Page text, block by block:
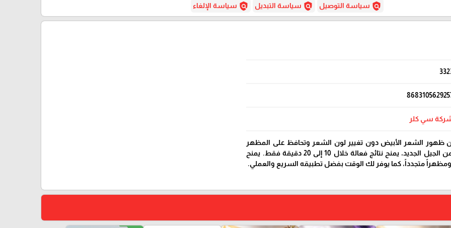
policy سياسة التوصيل policy سياسة التبديل policy سياسة الإلغاء
سي كلر
ظهور الشعر الأبيض دون تغيير لون الشعر وتحافظ على المظهر
الطبيعي! بفضل تركيبته من الجيل الجديد، يمنح نتائج فعالة خلال 10 إلى 20 دقيقة فقط. يمنح
متجدداً، كما يوفر لك الوقت بفضل تطبيقه السريع والعملي.